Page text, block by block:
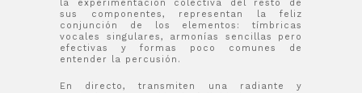
la experimentación colectiva del resto de
sus componentes,
representan la feliz
conjunción de los elementos: tímbricas
vocales singulares, armonías sencillas pero
efectivas y formas poco comunes de
entender la percusión.
En directo, transmiten una radiante y